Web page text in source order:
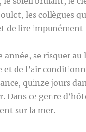
les collègues
de lire impunément
année, se risquer
et de l’air
quinze jours
Dans ce genre
sur la mer.